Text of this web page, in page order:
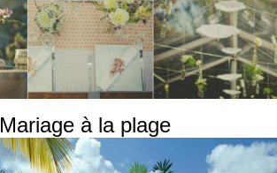
Mariage à la plage